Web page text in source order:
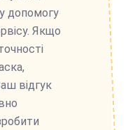
допомогу
Якщо
відгук